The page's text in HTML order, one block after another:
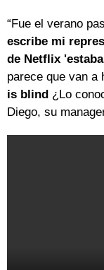
“Fue el verano
escribe mi
de Netflix
parece que van a
is blind ¿Lo
Diego, su